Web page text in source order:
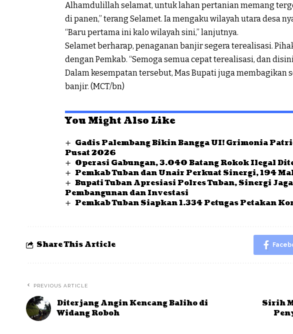
Alhamdulillah selamat, untuk lahan pertanian memang
di panen,” terang Selamet. Ia mengaku wilayah utara desa
“Baru pertama ini kalo wilayah sini,” lanjutnya.
Selamet berharap, penaganan banjir segera terealisasi.
dengan Pemkab. “Semoga semua cepat terealisasi, dan
Dalam kesempatan tersebut, Mas Bupati juga membagikan
banjir. (MCT/bn)
You Might Also Like
Gadis Palembang Bikin Bangga UI! Grimonia
Pusat 2026
Operasi Gabungan, 3.040 Batang Rokok Ilegal
Pemkab Tuban dan Unair Perkuat Sinergi, 194
Bupati Tuban Apresiasi Polres Tuban, Sinergi
Pembangunan dan Investasi
Pemkab Tuban Siapkan 1.334 Petugas Petakan
Share This Article
PREVIOUS ARTICLE
Diterjang Angin Kencang Baliho di
Widang Roboh
Sirih